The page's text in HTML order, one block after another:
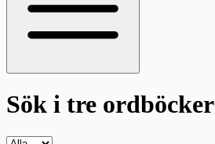
Sök i tre ordböcker